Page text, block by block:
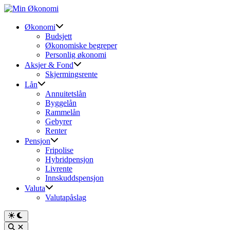
Skip
contentØkonomi
Budsjett
Økonomiske begreper
Personlig økonomi
Aksjer & Fond
Skjermingsrente
Lån
Annuitetslån
Byggelån
Rammelån
Gebyrer
Renter
Pensjon
Fripolise
Hybridpensjon
Livrente
Innskuddspensjon
Valuta
Valutapåslag
Switch
to
Open